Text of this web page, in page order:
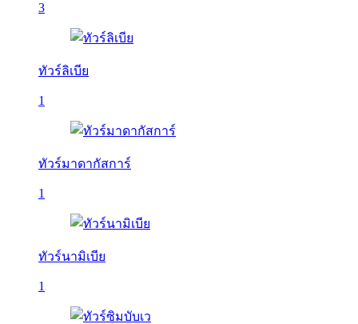
3
ทัวร์ลิเบีย
1
ทัวร์มาดากัสการ์
1
ทัวร์นามิเบีย
1